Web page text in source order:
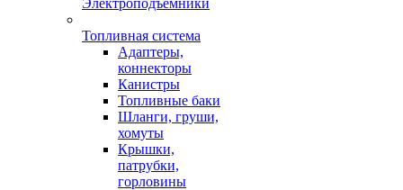
Электроподъемники
Топливная система
Адаптеры,
коннекторы
Канистры
Топливные баки
Шланги, груши,
хомуты
Крышки,
патрубки,
горловины